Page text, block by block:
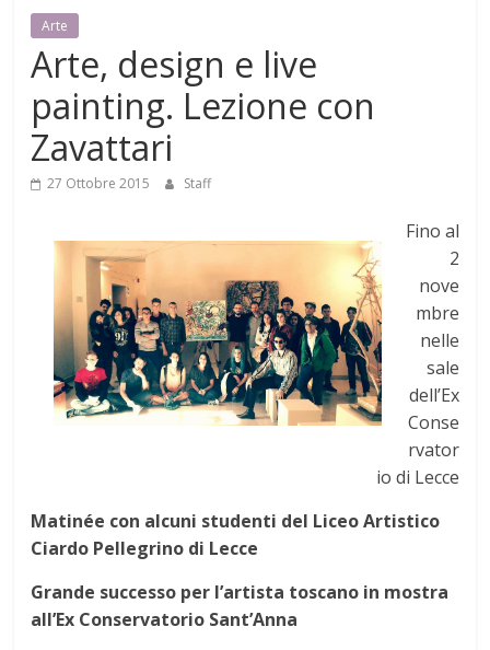
Mensile
arte,
cultura,
turismo
curiosità
Arte
Arte, design e live
painting. Lezione con
Zavattari
27 Ottobre 2015 Staff
Fino al
2
nove
mbre
nelle
sale
dell’Ex
Conse
rvator
io di Lecce
Matinée con alcuni studenti del Liceo Artistico
Ciardo Pellegrino di Lecce
Grande successo per l’artista toscano in mostra
all’Ex Conservatorio Sant’Anna